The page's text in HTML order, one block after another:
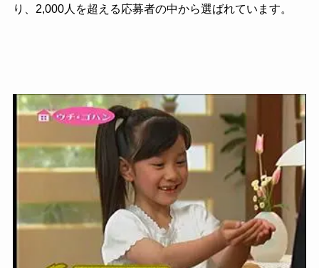
り、2,000人を超える応募者の中から選ばれています。